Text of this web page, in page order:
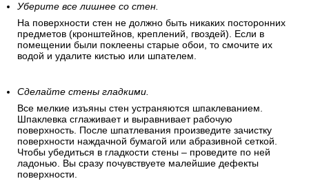
Уберите все лишнее со стен.
На поверхности стен не должно быть никаких посторонних
предметов (кронштейнов, креплений, гвоздей). Если в
помещении были поклеены старые обои, то смочите их
водой и удалите кистью или шпателем.
Сделайте стены гладкими.
Все мелкие изъяны стен устраняются шпаклеванием.
Шпаклевка сглаживает и выравнивает рабочую
поверхность. После шпатлевания произведите зачистку
поверхности наждачной бумагой или абразивной сеткой.
Чтобы убедиться в гладкости стены – проведите по ней
ладонью. Вы сразу почувствуете малейшие дефекты
поверхности.